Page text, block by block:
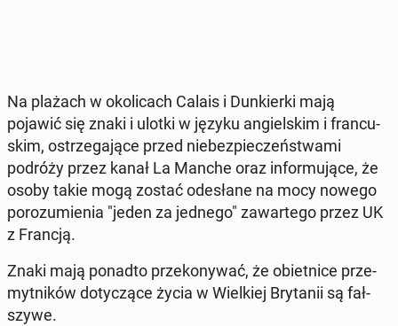
Na plażach w oko­li­cach Calais i Dun­kier­ki mają
pojawić się znaki i ulotki w języku an­giel­skim i fran­cu­
skim, ostrze­ga­ją­ce przed nie­bez­pie­czeń­stwa­mi
podróży przez kanał La Manche oraz in­for­mu­ją­ce, że
osoby takie mogą zostać ode­sła­ne na mocy nowego
po­ro­zu­mie­nia "jeden za jednego" za­war­te­go przez UK
z Francją.
Znaki mają ponadto prze­ko­ny­wać, że obiet­ni­ce prze­
myt­ni­ków do­ty­czą­ce życia w Wiel­kiej Bry­ta­nii są fał­
szy­we.